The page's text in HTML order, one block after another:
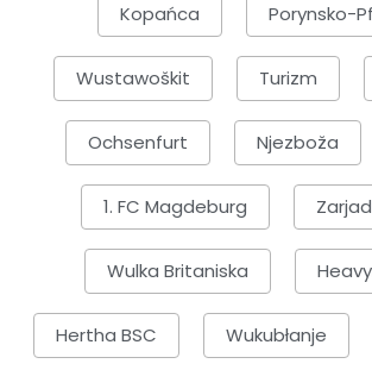
Kopańca Porynsko-
Wustawoškit Turizm
Ochsenfurt Njezboža
1. FC Magdeburg
Wulka Britaniska
Hertha BSC Wukubłanje